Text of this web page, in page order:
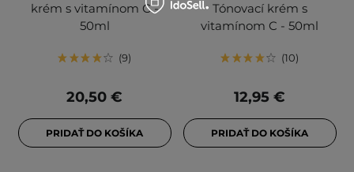
krém s vitamínom C -
50ml
9
20,50 €
PRIDAŤ DO KOŠÍKA
Tónovací krém s
vitamínom C - 50ml
10
12,95 €
PRIDAŤ DO KOŠÍKA